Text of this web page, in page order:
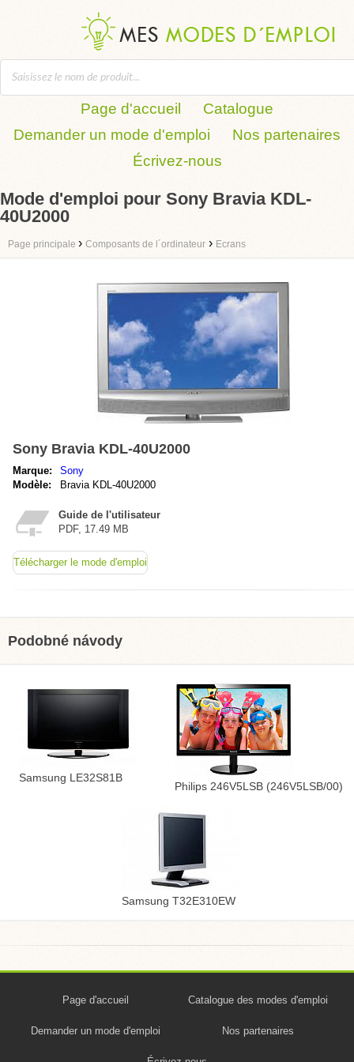
Page d'accueil
Catalogue
Demander un mode d'emploi
Nos partenaires
Écrivez-nous
Mode d'emploi pour Sony Bravia KDL-
40U2000
Page principale › Composants de l´ordinateur › Ecrans
Sony Bravia KDL-40U2000
Marque:
Sony
Modèle:
Bravia KDL-40U2000
Guide de l'utilisateur
PDF, 17.49 MB
Télécharger le mode d'emploi
Podobné návody
Samsung LE32S81B
Philips 246V5LSB (246V5LSB/00)
Samsung T32E310EW
Page d'accueil Catalogue des modes d'emploi
Demander un mode d'emploi Nos partenaires